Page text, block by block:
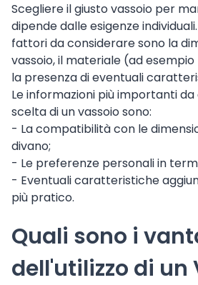
Scegliere il giusto vassoio per
dipende dalle esigenze
fattori da considerare sono la
vassoio, il materiale (ad
la presenza di eventuali
Le informazioni più importanti
scelta di un vassoio sono:
- La compatibilità con le
divano;
- Le preferenze personali in
- Eventuali caratteristiche
più pratico.
Quali sono i
dell'utilizzo di un